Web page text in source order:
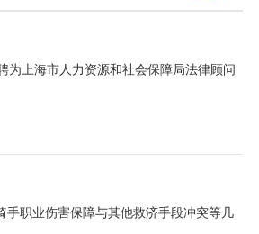
为上海市人力资源和社会保障局法律顾问
手职业伤害保障与其他救济手段冲突等几